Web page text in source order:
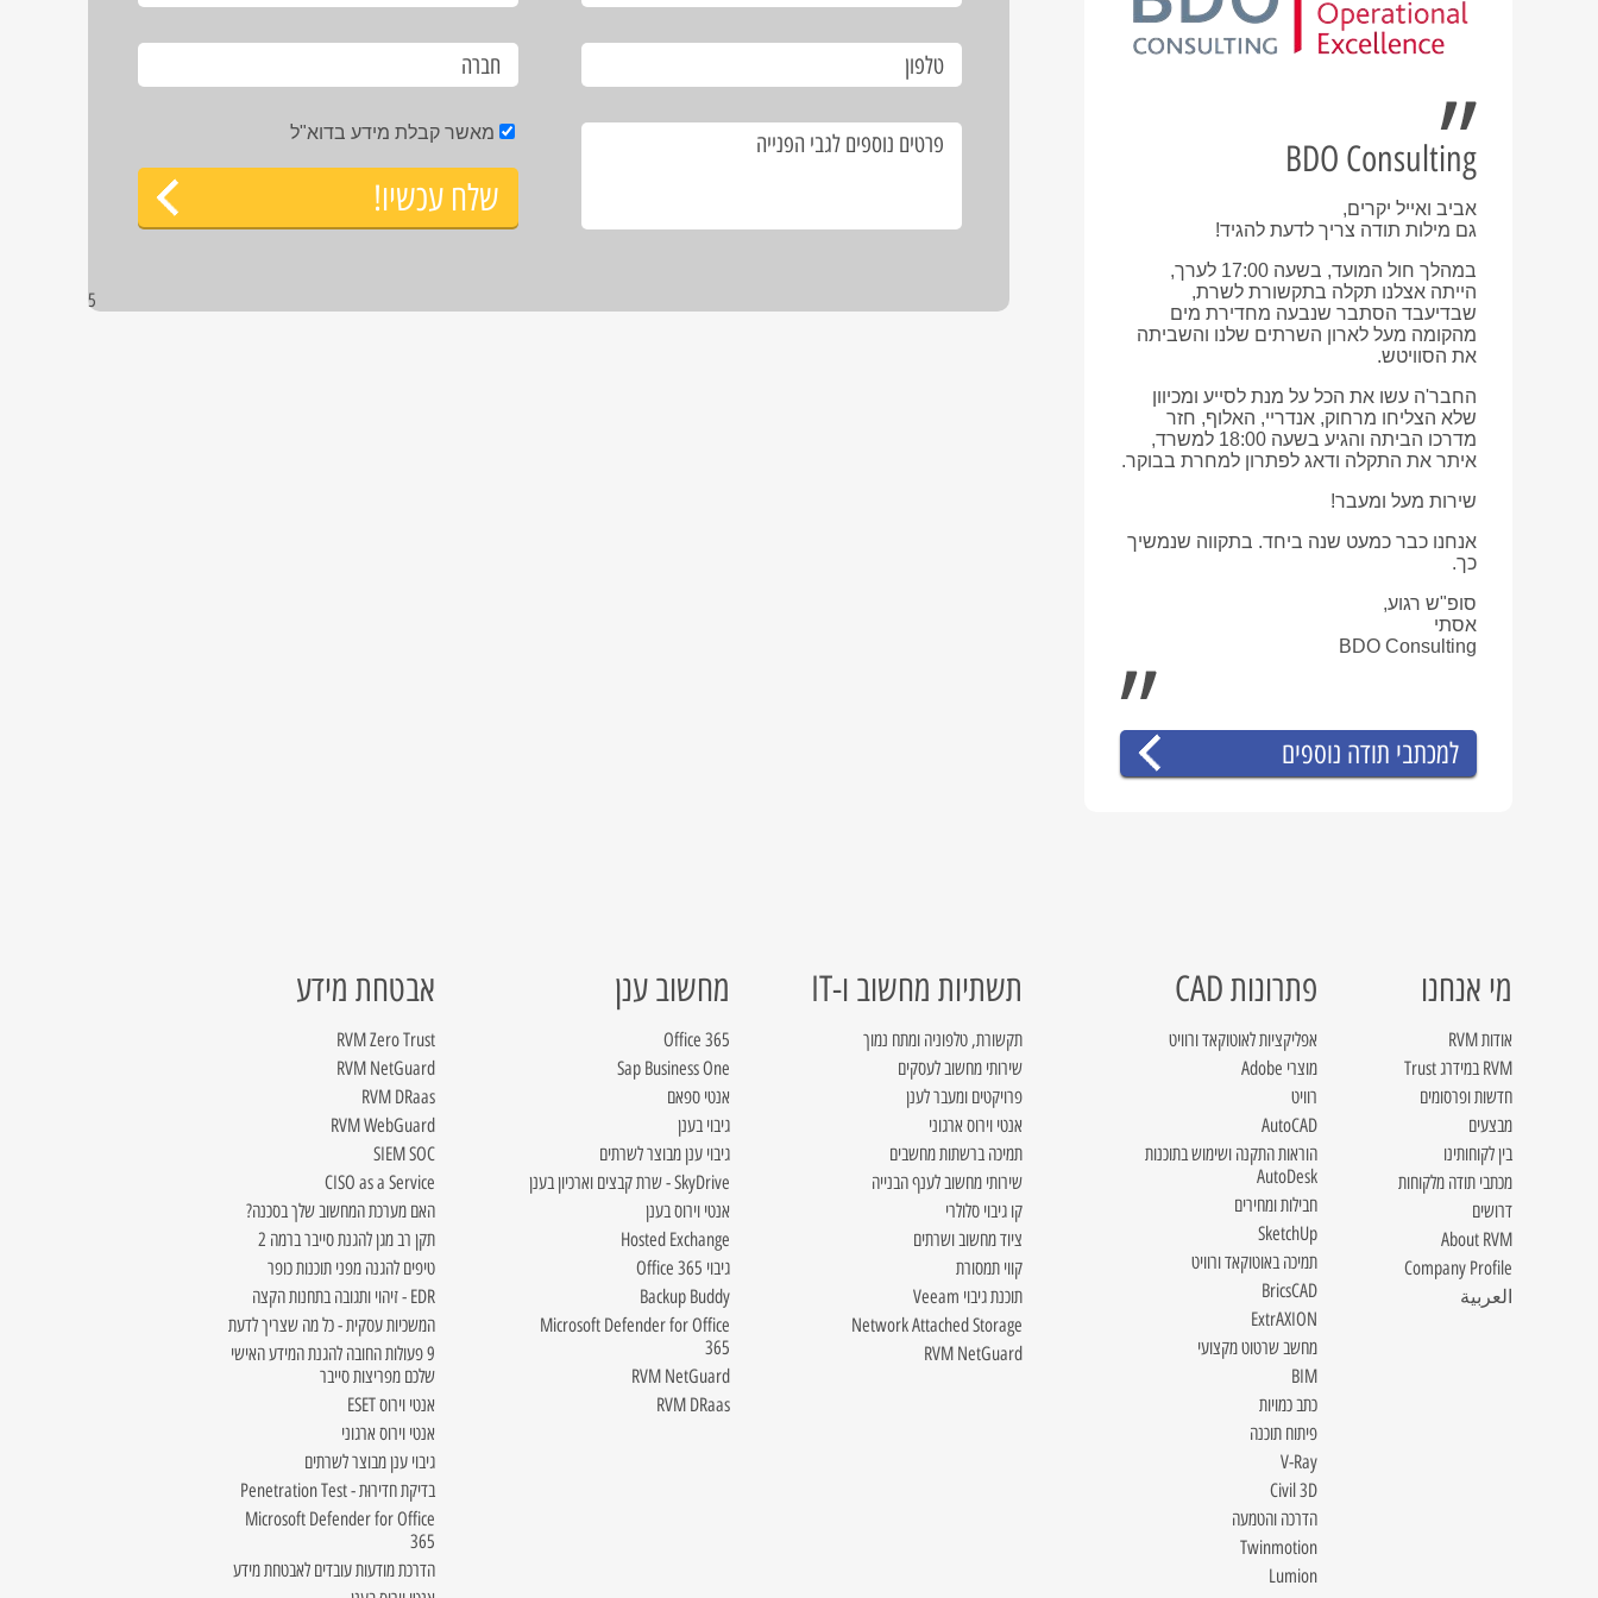
BDO Consulting
אביב ואייל יקרים,
גם מילות תודה צריך לדעת להגיד!
במהלך חול המועד, בשעה 17:00 לערך,
הייתה אצלנו תקלה בתקשורת לשרת,
שבדיעבד הסתבר שנבעה מחדירת מים
מהקומה מעל לארון השרתים שלנו והשביתה
את הסוויטש.
החבר'ה עשו את הכל על מנת לסייע ומכיוון
שלא הצליחו מרחוק, אנדריי, האלוף, חזר
מדרכו הביתה והגיע בשעה 18:00 למשרד,
איתר את התקלה ודאג לפתרון למחרת בבוקר.
שירות מעל ומעבר!
אנחנו כבר כמעט שנה ביחד. בתקווה שנמשיך
כך.
סופ"ש רגוע,
אסתי
BDO Consulting
למכתבי תודה נוספים
מאשר קבלת מידע בדוא"ל
שלח עכשיו!
5
מי אנחנו
אודות RVM
RVM במידרג Trust
חדשות ופרסומים
מבצעים
בין לקוחותינו
מכתבי תודה מלקוחות
דרושים
About RVM
Company Profile
العربية
פתרונות CAD
אפליקציות לאוטוקאד ורוויט
מוצרי Adobe
רוויט
AutoCAD
הוראות התקנה ושימוש בתוכנות
AutoDesk
חבילות ומחירים
SketchUp
תמיכה באוטוקאד ורוויט
BricsCAD
ExtrAXION
מחשב שרטוט מקצועי
BIM
כתב כמויות
פיתוח תוכנה
V-Ray
Civil 3D
הדרכה והטמעה
Twinmotion
Lumion
תשתיות מחשוב ו-IT
תקשורת, טלפוניה ומתח נמוך
שירותי מחשוב לעסקים
פרויקטים ומעבר לענן
אנטי וירוס ארגוני
תמיכה ברשתות מחשבים
שירותי מחשוב לענף הבנייה
קו גיבוי סלולרי
ציוד מחשוב ושרתים
קווי תמסורת
תוכנת גיבוי Veeam
Network Attached Storage
RVM NetGuard
מחשוב ענן
Office 365
Sap Business One
אנטי ספאם
גיבוי בענן
גיבוי ענן מבוצר לשרתים
SkyDrive - שרת קבצים וארכיון בענן
אנטי וירוס בענן
Hosted Exchange
גיבוי Office 365
Backup Buddy
Microsoft Defender for Office
365
RVM NetGuard
RVM DRaas
אבטחת מידע
RVM Zero Trust
RVM NetGuard
RVM DRaas
RVM WebGuard
SIEM SOC
CISO as a Service
האם מערכת המחשוב שלך בסכנה?
תקן רב מגן להגנת סייבר ברמה 2
טיפים להגנה מפני תוכנות כופר
EDR - זיהוי ותגובה בתחנות הקצה
המשכיות עסקית - כל מה שצריך לדעת
9 פעולות החובה להגנת המידע האישי
שלכם מפריצות סייבר
אנטי וירוס ESET
אנטי וירוס ארגוני
גיבוי ענן מבוצר לשרתים
בדיקת חדירוּת - Penetration Test
Microsoft Defender for Office
365
הדרכת מודעות עובדים לאבטחת מידע